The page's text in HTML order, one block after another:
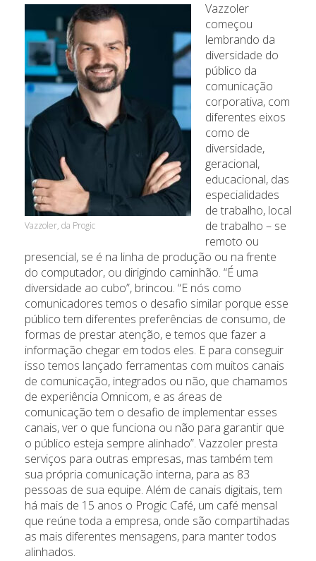
Vazzoler, da Progic
Vazzoler
começou
lembrando da
diversidade do
público da
comunicação
corporativa, com
diferentes eixos
como de
diversidade,
geracional,
educacional, das
especialidades
de trabalho, local
de trabalho – se
remoto ou
presencial, se é na linha de produção ou na frente
do computador, ou dirigindo caminhão. “É uma
diversidade ao cubo”, brincou. “E nós como
comunicadores temos o desafio similar porque esse
público tem diferentes preferências de consumo, de
formas de prestar atenção, e temos que fazer a
informação chegar em todos eles. E para conseguir
isso temos lançado ferramentas com muitos canais
de comunicação, integrados ou não, que chamamos
de experiência Omnicom, e as áreas de
comunicação tem o desafio de implementar esses
canais, ver o que funciona ou não para garantir que
o público esteja sempre alinhado”. Vazzoler presta
serviços para outras empresas, mas também tem
sua própria comunicação interna, para as 83
pessoas de sua equipe. Além de canais digitais, tem
há mais de 15 anos o Progic Café, um café mensal
que reúne toda a empresa, onde são compartihadas
as mais diferentes mensagens, para manter todos
alinhados.